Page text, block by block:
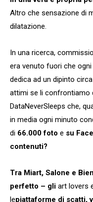
Altro che sensazione di
dilatazione.
In una ricerca,
era venuto fuori che
dedica ad un dipinto
attimi se li confrontiamo
DataNeverSleeps che,
in media ogni minuto
di 66.000foto e su
contenuti?
Tra Miart, Salone e
perfetto – gli art lovers
lepiattaforme di scatti,